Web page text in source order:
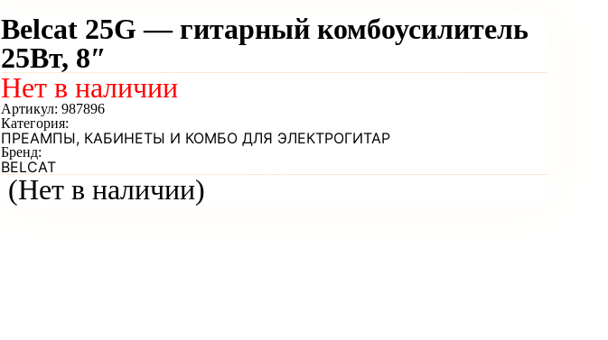
Belcat 25G — гитарный комбоусилитель
25Вт, 8″
(Нет в наличии)
Нет в наличии
Артикул: 987896
Категория:
ПРЕАМПЫ, КАБИНЕТЫ И КОМБО ДЛЯ ЭЛЕКТРОГИТАР
Бренд:
BELCAT